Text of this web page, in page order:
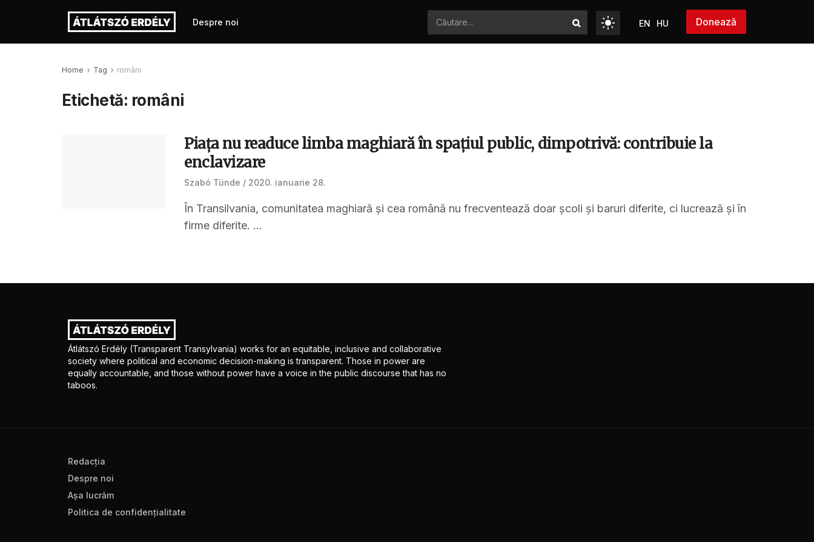
Despre noi EN HU Donează
Home Tag români
Etichetă: români
Piața nu readuce limba maghiară în spațiul public, dimpotrivă: contribuie la
enclavizare
Szabó Tünde 2020. ianuarie 28.
În Transilvania, comunitatea maghiară și cea română nu frecventează doar școli și baruri diferite, ci lucrează și în
firme diferite. ...
Átlátszó Erdély (Transparent Transylvania) works for an equitable, inclusive and collaborative
society where political and economic decision-making is transparent. Those in power are
equally accountable, and those without power have a voice in the public discourse that has no
taboos.
Redacţia
Despre noi
Aşa lucrăm
Politica de confidenţialitate